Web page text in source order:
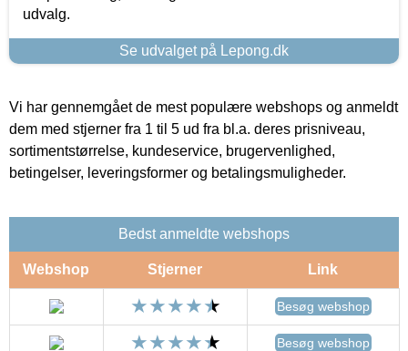
udvalg.
Se udvalget på Lepong.dk
Vi har gennemgået de mest populære webshops og anmeldt
dem med stjerner fra 1 til 5 ud fra bl.a. deres prisniveau,
sortimentstørrelse, kundeservice, brugervenlighed,
betingelser, leveringsformer og betalingsmuligheder.
Bedst anmeldte webshops
Webshop Stjerner Link
Besøg webshop
Besøg webshop